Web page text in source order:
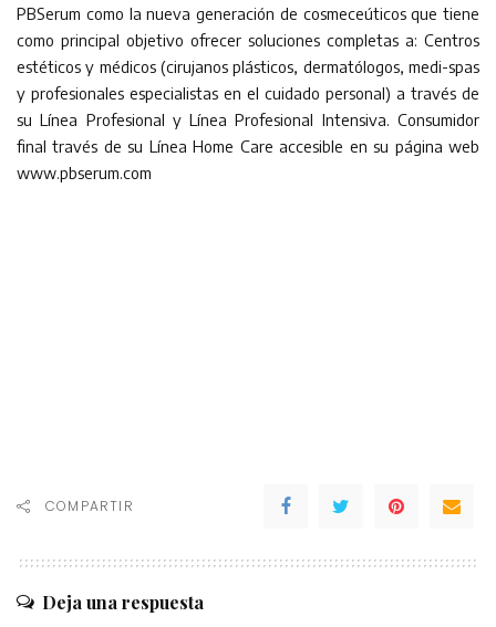
PBSerum como la nueva generación de cosmeceúticos que tiene
como principal objetivo ofrecer soluciones completas a: Centros
estéticos y médicos (cirujanos plásticos, dermatólogos, medi-spas
y profesionales especialistas en el cuidado personal) a través de
su Línea Profesional y Línea Profesional Intensiva. Consumidor
final través de su Línea Home Care accesible en su página web
www.pbserum.com
COMPARTIR
Deja una respuesta